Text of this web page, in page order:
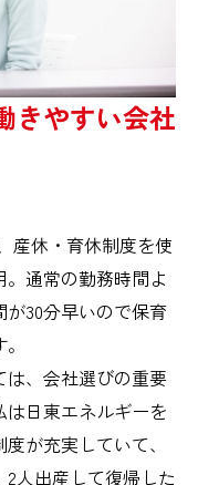
きやすい会社
産休・育休制度を使
通常の勤務時間よ
が30分早いので保育
、会社選びの重要
日東エネルギーを
が充実していて、
人出産して復帰した